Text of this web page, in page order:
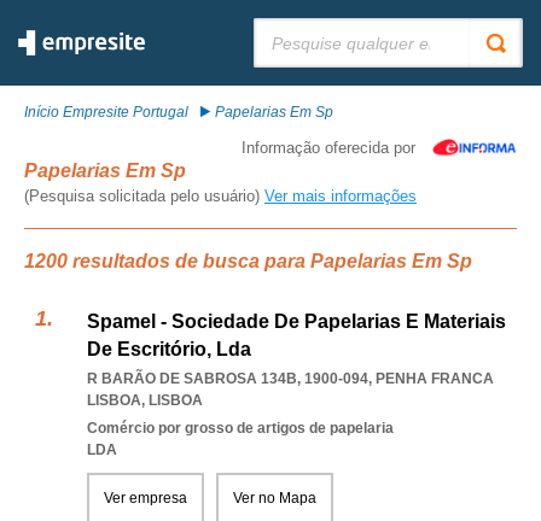
Início Empresite Portugal Papelarias Em Sp
Informação oferecida por
Papelarias Em Sp
(Pesquisa solicitada pelo usuário) Ver mais informações
1200 resultados de busca para Papelarias Em Sp
Spamel - Sociedade De Papelarias E Materiais
De Escritório, Lda
R BARÃO DE SABROSA 134B, 1900-094, PENHA FRANCA
LISBOA, LISBOA
Comércio por grosso de artigos de papelaria
LDA
Ver empresa Ver no Mapa